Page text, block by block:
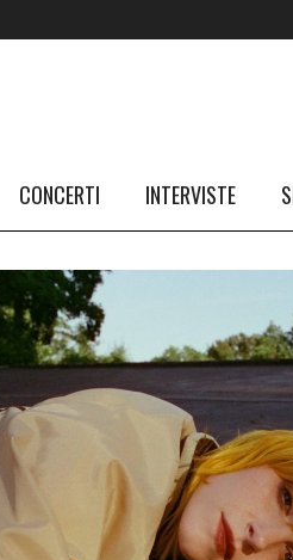
CONCERTI INTERVISTE